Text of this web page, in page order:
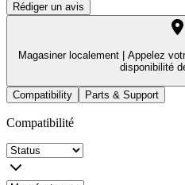
Rédiger un avis
Magasiner localement |
Appelez
disponibilité
Compatibility Parts & Support
Compatibilité